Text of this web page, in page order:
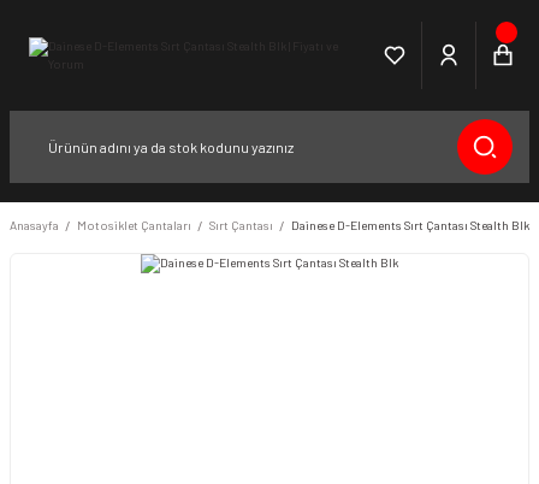
Anasayfa Motosiklet Çantaları Sırt Çantası Dainese D-Elements Sırt Çantası Stealth Blk